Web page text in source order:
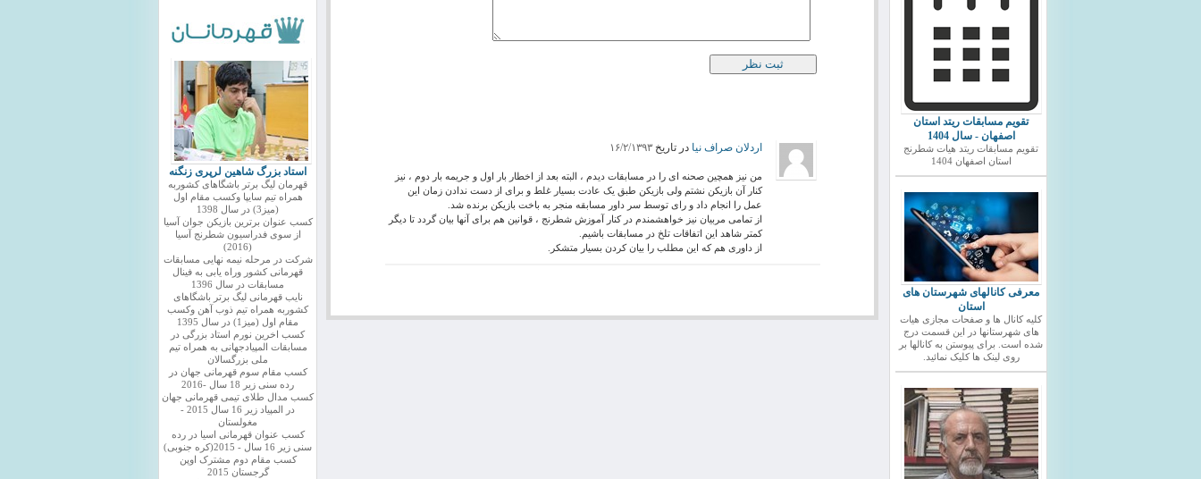
تقویم مسابقات ریتد استان
اصفهان - سال 1404
تقویم مسابقات ریتد هیات شطرنج
استان اصفهان 1404
معرفی کانالهای شهرستان های
استان
کلیه کانال ها و صفحات مجازی هیات
های شهرستانها در این قسمت درج
شده است. برای پیوستن به کانالها بر
روی لینک ها کلیک نمائید.
اردلان صراف نیا در تاریخ۱۶/۲/۱۳۹۳
من نیز همچین صحنه ای را در مسابقات دیدم ، البته بعد از اخطار بار اول و جریمه بار دوم ، نیز
کنار آن بازیکن نشتم ولی بازیکن طبق یک عادت بسیار غلط و برای از دست ندادن زمان این
عمل را انجام داد و رای توسط سر داور مسابقه منجر به باخت بازیکن برنده شد.
از تمامی مربیان نیز خواهشمندم در کنار آموزش شطرنج ، قوانین هم برای آنها بیان گردد تا دیگر
کمتر شاهد این اتفاقات تلخ در مسابقات باشیم.
از داوری هم که این مطلب را بیان کردن بسیار متشکر.
استاد بزرگ شاهین لرپری زنگنه
قهرمان لیگ برتر باشگاهای کشوربه
همراه تیم سایپا وکسب مقام اول
(میز3) در سال 1398
کسب عنوان برترین بازیکن جوان آسیا
از سوی فدراسیون شطرنج آسیا
(2016)
شرکت در مرحله نیمه نهایی مسابقات
قهرمانی کشور وراه یابی به فینال
مسابقات در سال 1396
نایب قهرمانی لیگ برتر باشگاهای
کشوربه همراه تیم ذوب آهن وکسب
مقام اول (میز1) در سال 1395
کسب اخرین نورم استاد بزرگی در
مسابقات المپیادجهانی به همراه تیم
ملی بزرگسالان
کسب مقام سوم قهرمانی جهان در
رده سنی زیر 18 سال -2016
کسب مدال طلای تیمی قهرمانی جهان
در المپیاد زیر 16 سال 2015 -
مغولستان
کسب عنوان قهرمانی اسیا در رده
سنی زیر 16 سال - 2015(کره جنوبی)
کسب مقام دوم مشترک اوپن
گرجستان 2015